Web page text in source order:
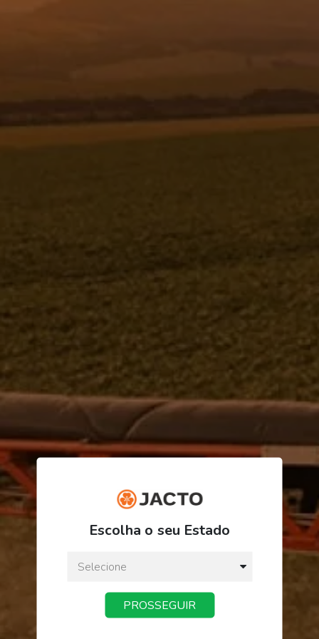
BASE DO RASPADOR " 1 " - DIREITA -
R$ 253,37
ou3xdeR$ 84,45
Preço a vista:
Escolha o seu Estado
PROSSEGUIR